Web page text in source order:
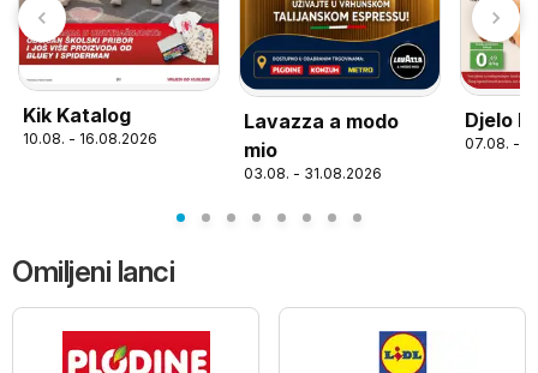
Kik Katalog
10.08. - 16.08.2026
Lavazza a modo
mio
03.08. - 31.08.2026
Djelo
07.08. -
Omiljeni lanci